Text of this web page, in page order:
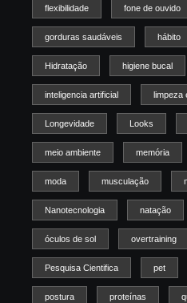
flexibilidade fone de ouvido
gorduras saudáveis hábito
Hidratação higiene bucal
inteligencia artificial limpeza
Longevidade Looks
meio ambiente memória
moda musculação
Nanotecnologia natação
óculos de sol overtraining
Pesquisa Cientifica pet
postura proteínas